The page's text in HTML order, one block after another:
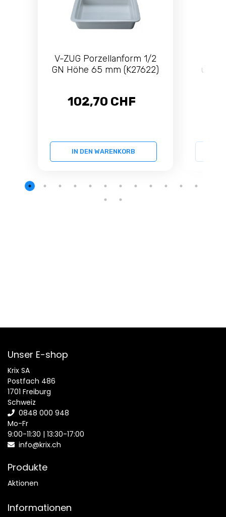
V-ZUG Porzellanform 1/2
GN Höhe 65 mm (K27622)
102,70 CHF
IN DEN WARENKORB
Unser E-shop
Krix SA
Postfach 486
1701 Freiburg
Schweiz
0848 000 948
Mo-Fr
9:00-11:30 | 13:30-17:00
info@krix.ch
Produkte
Aktionen
Informationen